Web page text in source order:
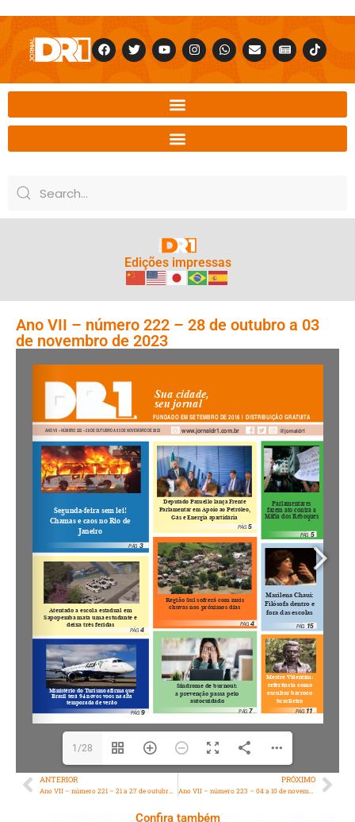
Edições impressas
Ano VII – número 222 – 28 de outubro a 03
de novembro de 2023
1/28
ANTERIOR PRÓXIMO
Ano VII – número 223 – 04 a 10 de novembro de 2023
Confira também